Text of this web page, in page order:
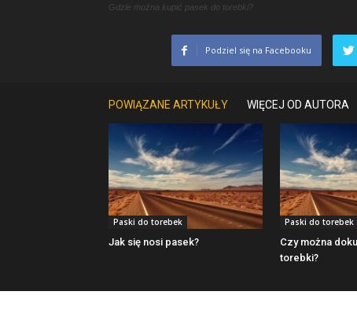
Gdzie można kupić pasek do torebki?
Podziel się na Facebooku
POWIĄZANE ARTYKUŁY WIĘCEJ OD AUTORA
Paski do torebek
Jak się nosi pasek?
Paski do torebek
Czy można
torebki?